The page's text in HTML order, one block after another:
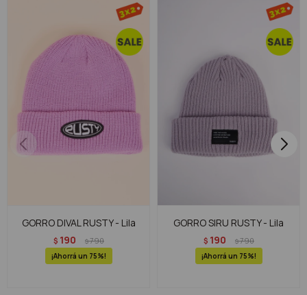
GORRO DIVAL RUSTY - Lila
$ 190 $790
75
GORRO SIRU RUSTY - Lila
$ 190 $790
75